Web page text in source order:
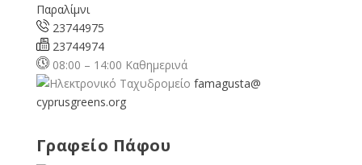
Παραλίμνι
23744975
23744974
08:00 – 14:00 Καθημερινά
famagusta@
cyprusgreens.org
Γραφείο Πάφου